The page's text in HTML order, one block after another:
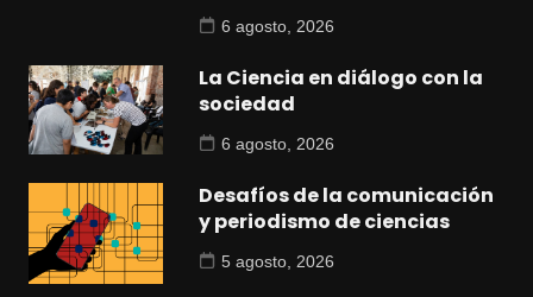
6 agosto, 2026
La Ciencia en diálogo con la
sociedad
6 agosto, 2026
Desafíos de la comunicación
y periodismo de ciencias
5 agosto, 2026